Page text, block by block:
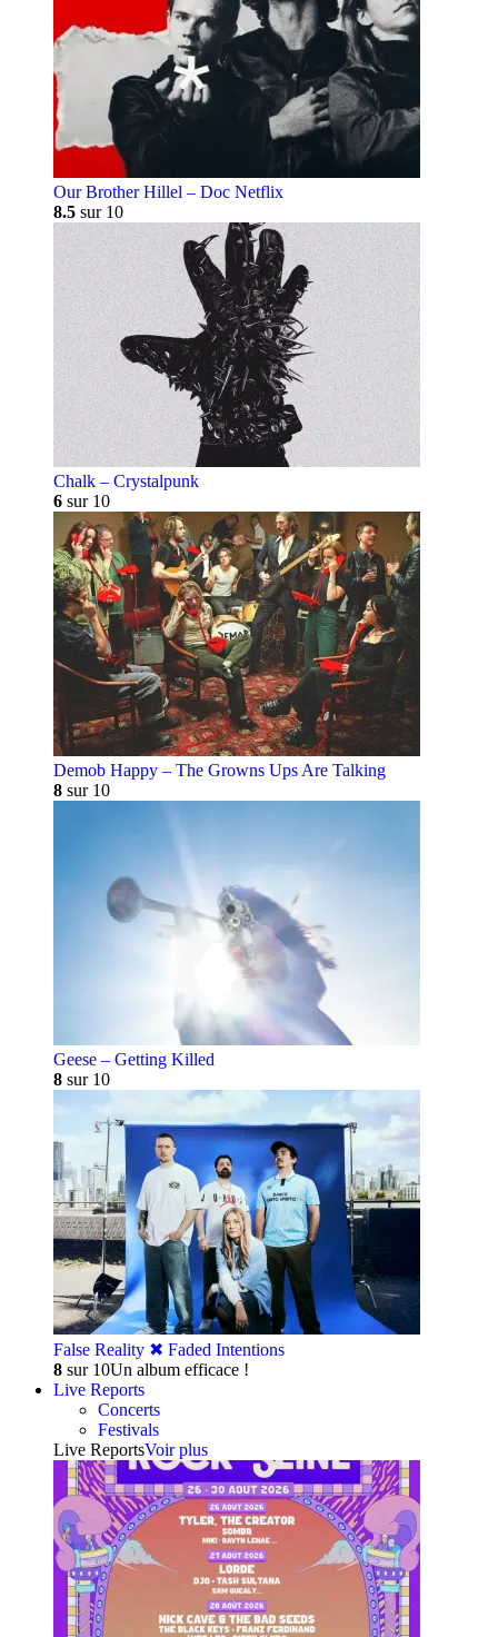
Our Brother Hillel – Doc Netflix
8.5 sur 10
Chalk – Crystalpunk
6 sur 10
Demob Happy – The Growns Ups Are Talking
8 sur 10
Geese – Getting Killed
8 sur 10
False Reality ✖︎ Faded Intentions
8 sur 10Un album efficace !
Live Reports
Concerts
Festivals
Live ReportsVoir plus